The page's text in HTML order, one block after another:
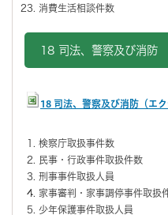
消費生活相談件数
18 司法、警察及び消防
18 司法、警察及び消防（エ
検察庁取扱事件数
民事・行政事件取扱件数
刑事事件取扱人員
家事審判・家事調停事件取扱
少年保護事件取扱人員